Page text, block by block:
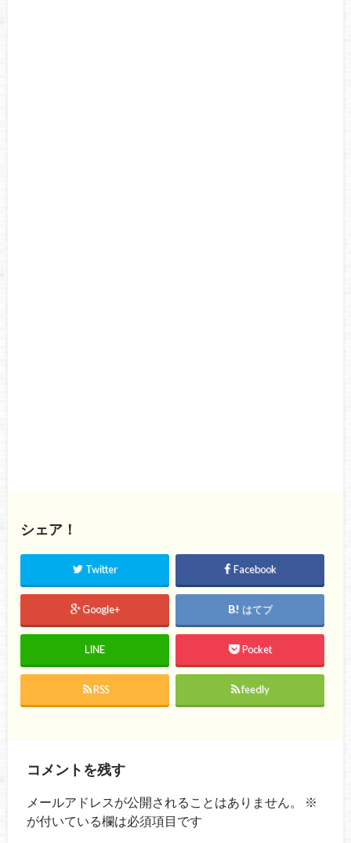
シェア！
Twitter Facebook
Google+ はてブ
LINE Pocket
RSS feedly
コメントを残す
メールアドレスが公開されることはありません。
※
が付いている欄は必須項目です